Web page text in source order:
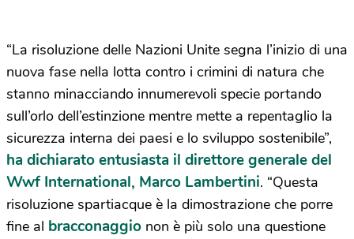
“La risoluzione delle Nazioni Unite segna l’inizio di una
nuova fase nella lotta contro i crimini di natura che
stanno minacciando innumerevoli specie portando
sull’orlo dell’estinzione mentre mette a repentaglio la
sicurezza interna dei paesi e lo sviluppo sostenibile”,
ha dichiarato entusiasta il direttore generale del
Wwf International, Marco Lambertini. “Questa
risoluzione spartiacque è la dimostrazione che porre
fine al bracconaggio non è più solo una questione